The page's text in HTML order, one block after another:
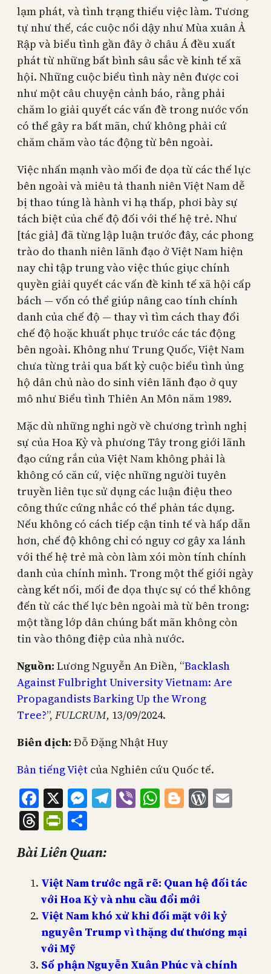
lạm phát, và tình trạng thiếu việc làm. Tương
tự như thế, các cuộc nổi dậy như Mùa xuân Ả
Rập và biểu tình gần đây ở châu Á đều xuất
phát từ những bất bình sâu sắc về kinh tế xã
hội. Những cuộc biểu tình này nên được coi
như một câu chuyện cảnh báo, rằng phải
chăm lo giải quyết các vấn đề trong nước vốn
có thể gây ra bất mãn, chứ không phải cứ
chăm chăm vào tác động từ bên ngoài.
Việc nhấn mạnh vào mối đe dọa từ các thế lực
bên ngoài và miêu tả thanh niên Việt Nam dễ
bị thao túng là hành vi hạ thấp, phơi bày sự
tách biệt của chế độ đối với thế hệ trẻ. Như
[tác giả] đã từng lập luận trước đây, các phong
trào do thanh niên lãnh đạo ở Việt Nam hiện
nay chỉ tập trung vào việc thúc giục chính
quyền giải quyết các vấn đề kinh tế xã hội cấp
bách — vốn có thể giúp nâng cao tính chính
danh của chế độ — thay vì tìm cách thay đổi
chế độ hoặc khuất phục trước các tác động
bên ngoài. Không như Trung Quốc, Việt Nam
chưa từng trải qua bất kỳ cuộc biểu tình ủng
hộ dân chủ nào do sinh viên lãnh đạo ở quy
mô như Biểu tình Thiên An Môn năm 1989.
Mặc dù những nghi ngờ về chương trình nghị
sự của Hoa Kỳ và phương Tây trong giới lãnh
đạo cứng rắn của Việt Nam không phải là
không có căn cứ, việc những người tuyên
truyền liên tục sử dụng các luận điệu theo
công thức cứng nhắc có thể phản tác dụng.
Nếu không có cách tiếp cận tinh tế và hấp dẫn
hơn, chế độ không chỉ có nguy cơ gây xa lánh
với thế hệ trẻ mà còn làm xói mòn tính chính
danh của chính mình. Trong một thế giới ngày
càng kết nối, mối đe dọa thực sự có thể không
đến từ các thế lực bên ngoài mà từ bên trong:
một tầng lớp dân chúng bất mãn không còn
tin vào thông điệp của nhà nước.
Nguồn: Lương Nguyễn An Điền, “Backlash
Against Fulbright University Vietnam: Are
Propagandists Barking Up the Wrong
Tree?”, FULCRUM, 13/09/2024.
Biên dịch: Đỗ Đặng Nhật Huy
Bản tiếng Việt của Nghiên cứu Quốc tế.
Facebook
X Messenger
Telegram
ViberWhatsApp
Blogger
ThreadsPrintFriendly
Bài Liên Quan:
Việt Nam trước ngã rẽ: Quan hệ đối tác
với Hoa Kỳ và nhu cầu đổi mới
Việt Nam khó xử khi đối mặt với kỷ
nguyên Trump vì thặng dư thương mại
với Mỹ
Số phận Nguyễn Xuân Phúc và chính